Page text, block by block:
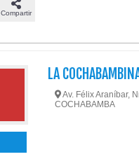
Compartir
LA
Av. Félix Araníbar,
COCHABAMBA